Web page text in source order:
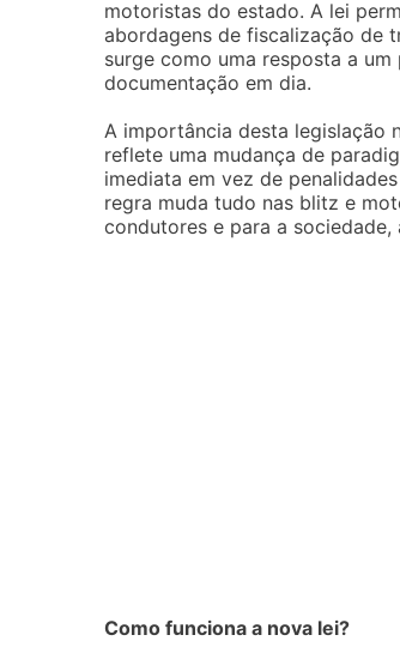
motoristas do estado. A lei
abordagens de fiscalização de
surge como uma resposta a
documentação em dia.
A importância desta legislação
reflete uma mudança de
imediata em vez de
regra muda tudo nas blitz e
condutores e para a
Como funciona a nova lei?